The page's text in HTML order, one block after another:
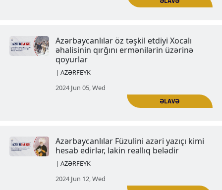
Azərbaycanlılar Şah İsmayılı öz
əcdadlarından biri hesab
| AZƏRFEYK